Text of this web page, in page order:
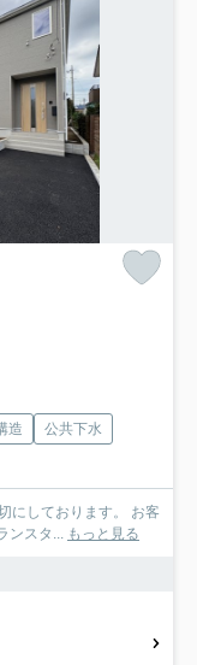
造
公共下水
にしております。 お客
ださい。 ■「ベテランスタ... もっと見る